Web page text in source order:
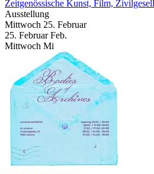
Zeitgenössische Kunst, Film,
Ausstellung
Mittwoch 25. Februar
25. Februar Feb.
Mittwoch Mi